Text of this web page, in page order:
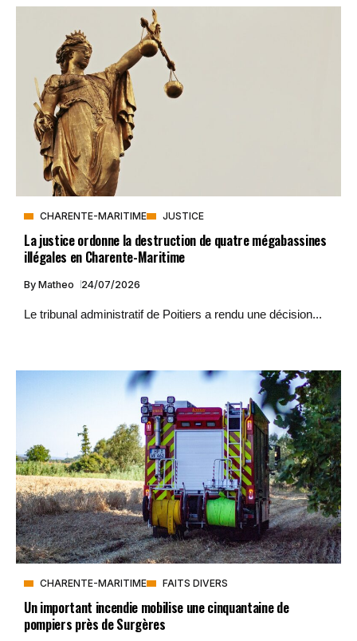
CHARENTE-MARITIME JUSTICE
La justice ordonne la destruction de quatre mégabassines
illégales en Charente-Maritime
By Matheo 24/07/2026
Le tribunal administratif de Poitiers a rendu une décision...
CHARENTE-MARITIME FAITS DIVERS
Un important incendie mobilise une cinquantaine de
pompiers près de Surgères